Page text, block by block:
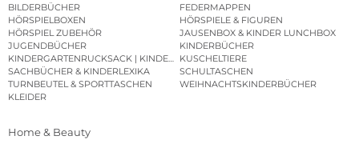
BILDERBÜCHER
FEDERMAPPEN
HÖRSPIELBOXEN
HÖRSPIELE & FIGUREN
HÖRSPIEL ZUBEHÖR
JAUSENBOX & KINDER LUNCHBOX
JUGENDBÜCHER
KINDERBÜCHER
KINDERGARTENRUCKSACK | KINDERGARTENBEUTEL
KUSCHELTIERE
SACHBÜCHER & KINDERLEXIKA
SCHULTASCHEN
TURNBEUTEL & SPORTTASCHEN
WEIHNACHTSKINDERBÜCHER
KLEIDER
Home & Beauty